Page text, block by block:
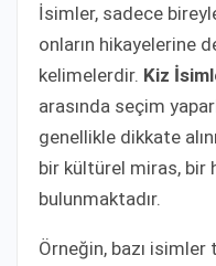
İsimler, sadece
onların hikayelerine
kelimelerdir. Kiz
arasında seçim
genellikle dikkate
bir kültürel miras, bir
bulunmaktadır.
Örneğin, bazı